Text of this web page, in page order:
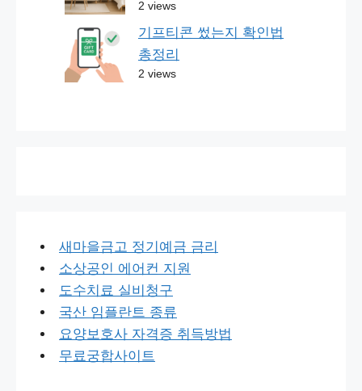
2 views
기프티콘 썼는지 확인법
총정리
2 views
새마을금고 정기예금 금리
소상공인 에어컨 지원
도수치료 실비청구
국산 임플란트 종류
요양보호사 자격증 취득방법
무료궁합사이트